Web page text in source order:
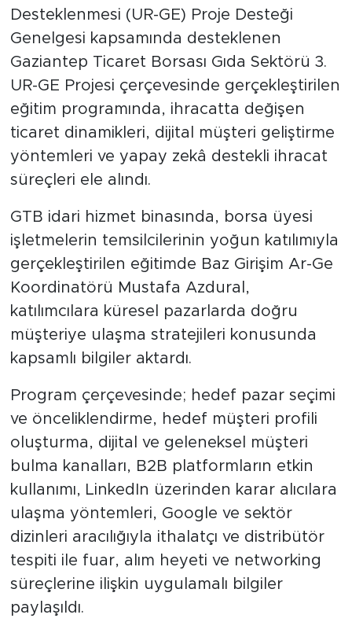
Desteklenmesi (UR-GE) Proje Desteği
Genelgesi kapsamında desteklenen
Gaziantep Ticaret Borsası Gıda Sektörü 3.
UR-GE Projesi çerçevesinde gerçekleştirilen
eğitim programında, ihracatta değişen
ticaret dinamikleri, dijital müşteri geliştirme
yöntemleri ve yapay zekâ destekli ihracat
süreçleri ele alındı.
GTB idari hizmet binasında, borsa üyesi
işletmelerin temsilcilerinin yoğun katılımıyla
gerçekleştirilen eğitimde Baz Girişim Ar-Ge
Koordinatörü Mustafa Azdural,
katılımcılara küresel pazarlarda doğru
müşteriye ulaşma stratejileri konusunda
kapsamlı bilgiler aktardı.
Program çerçevesinde; hedef pazar seçimi
ve önceliklendirme, hedef müşteri profili
oluşturma, dijital ve geleneksel müşteri
bulma kanalları, B2B platformların etkin
kullanımı, LinkedIn üzerinden karar alıcılara
ulaşma yöntemleri, Google ve sektör
dizinleri aracılığıyla ithalatçı ve distribütör
tespiti ile fuar, alım heyeti ve networking
süreçlerine ilişkin uygulamalı bilgiler
paylaşıldı.